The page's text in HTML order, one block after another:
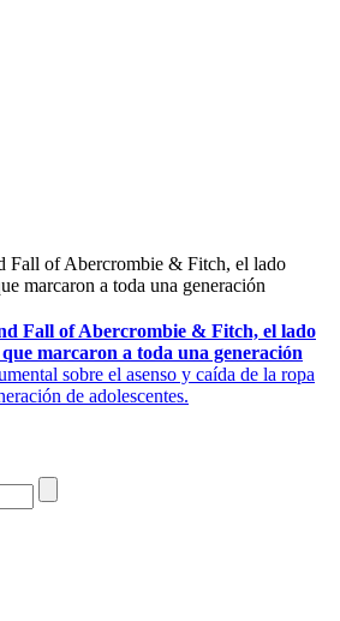
Fall of Abercrombie & Fitch, el lado
marcaron a toda una generación
Fall of Abercrombie & Fitch, el lado
que marcaron a toda una generación
sobre el asenso y caída de la ropa
de adolescentes.